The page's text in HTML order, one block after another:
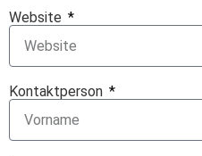
Website
Kontaktperson